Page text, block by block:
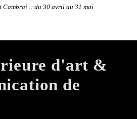
Cambrai :: du 30 avril au 31 mai
d'art &
de